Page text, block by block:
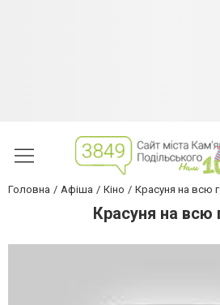
Головна Афіша Кіно Красуня на всю
Красуня на всю